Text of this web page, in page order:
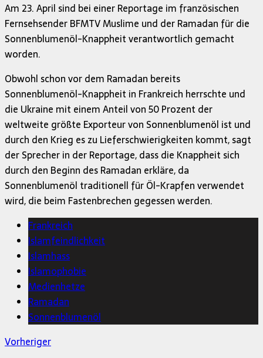
Am 23. April sind bei einer Reportage im französischen
Fernsehsender BFMTV Muslime und der Ramadan für die
Sonnenblumenöl-Knappheit verantwortlich gemacht
worden.
Obwohl schon vor dem Ramadan bereits
Sonnenblumenöl-Knappheit in Frankreich herrschte und
die Ukraine mit einem Anteil von 50 Prozent der
weltweite größte Exporteur von Sonnenblumenöl ist und
durch den Krieg es zu Lieferschwierigkeiten kommt, sagt
der Sprecher in der Reportage, dass die Knappheit sich
durch den Beginn des Ramadan erkläre, da
Sonnenblumenöl traditionell für Öl-Krapfen verwendet
wird, die beim Fastenbrechen gegessen werden.
Frankreich
Islamfeindlichkeit
Islamhass
Islamophobie
Medienhetze
Ramadan
Sonnenblumenöl
Vorheriger